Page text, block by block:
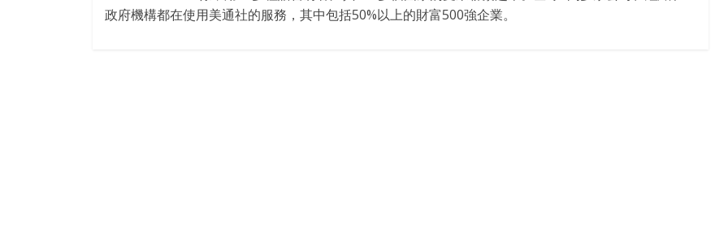
政府機構都在使用美通社的服務，其中包括50%以上的財富500強企業。